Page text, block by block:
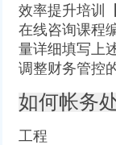
注册）
效率提升培训
在线咨询课程
量详细填写上
调整财务管控
如何帐务
工程